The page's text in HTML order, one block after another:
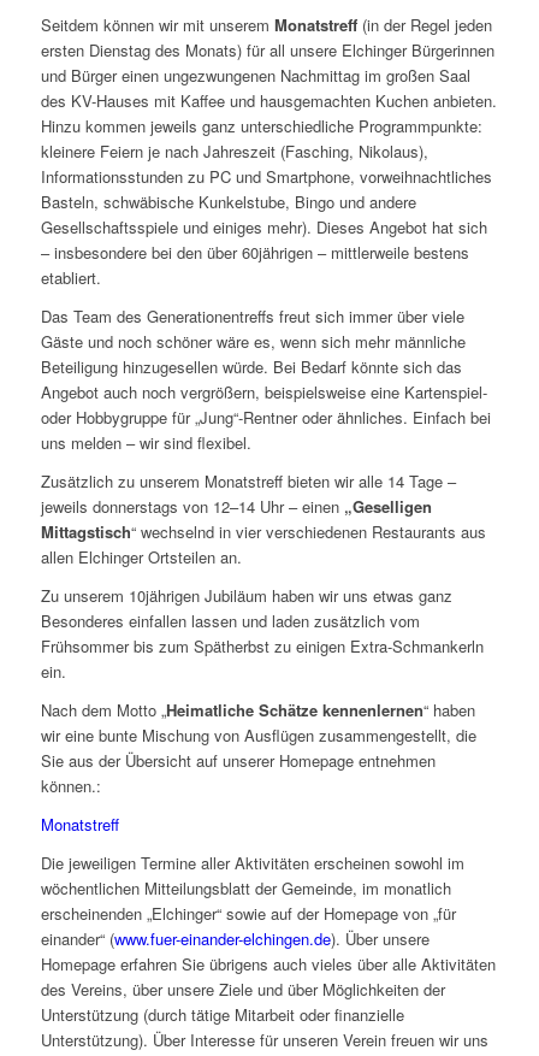
Seitdem können wir mit unserem Monatstreff(in der Regel jeden
ersten Dienstag des Monats) für all unsere Elchinger Bürgerinnen
und Bürger einen ungezwungenen Nachmittag im großen Saal
des KV-Hauses mit Kaffee und hausgemachten Kuchen anbieten.
Hinzu kommen jeweils ganz unterschiedliche Programmpunkte:
kleinere Feiern je nach Jahreszeit (Fasching, Nikolaus),
Informationsstunden zu PC und Smartphone, vorweihnachtliches
Basteln, schwäbische Kunkelstube, Bingo und andere
Gesellschaftsspiele und einiges mehr). Dieses Angebot hat sich
– insbesondere bei den über 60jährigen – mittlerweile bestens
etabliert.
Das Team des Generationentreffs freut sich immer über viele
Gäste und noch schöner wäre es, wenn sich mehr männliche
Beteiligung hinzugesellen würde. Bei Bedarf könnte sich das
Angebot auch noch vergrößern, beispielsweise eine Kartenspiel-
oder Hobbygruppe für „Jung“-Rentner oder ähnliches. Einfach bei
uns melden – wir sind flexibel.
Zusätzlich zu unserem Monatstreff bieten wir alle 14 Tage –
jeweils donnerstags von 12–14 Uhr – einen „Geselligen
Mittagstisch“ wechselnd in vier verschiedenen Restaurants aus
allen Elchinger Ortsteilen an.
Zu unserem 10jährigen Jubiläum haben wir uns etwas ganz
Besonderes einfallen lassen und laden zusätzlich vom
Frühsommer bis zum Spätherbst zu einigen Extra-Schmankerln
ein.
Nach dem Motto „Heimatliche Schätze kennenlernen“ haben
wir eine bunte Mischung von Ausflügen zusammengestellt, die
Sie aus der Übersicht auf unserer Homepage entnehmen
können.:
Monatstreff
Die jeweiligen Termine aller Aktivitäten erscheinen sowohl im
wöchentlichen Mitteilungsblatt der Gemeinde, im monatlich
erscheinenden „Elchinger“ sowie auf der Homepage von „für
einander“ (www.fuer-einander-elchingen.de). Über unsere
Homepage erfahren Sie übrigens auch vieles über alle Aktivitäten
des Vereins, über unsere Ziele und über Möglichkeiten der
Unterstützung (durch tätige Mitarbeit oder finanzielle
Unterstützung). Über Interesse für unseren Verein freuen wir uns